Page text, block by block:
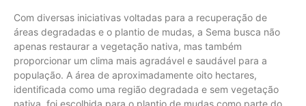
Com diversas iniciativas voltadas para a recuperação de
áreas degradadas e o plantio de mudas, a Sema busca não
apenas restaurar a vegetação nativa, mas também
proporcionar um clima mais agradável e saudável para a
população. A área de aproximadamente oito hectares,
identificada como uma região degradada e sem vegetação
nativa, foi escolhida para o plantio de mudas como parte do